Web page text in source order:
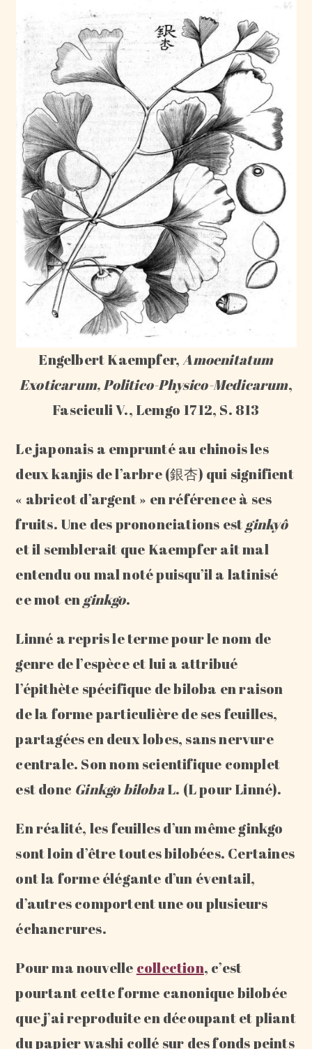
Engelbert Kaempfer,Amoenitatum
Exoticarum, Politico-Physico-Medicarum,
Fasciculi V., Lemgo 1712, S. 813
Le japonais a emprunté au chinois les
deux kanjis de l’arbre (銀杏) qui signifient
« abricot d’argent » en référence à ses
fruits. Une des prononciations estginkyô
et il semblerait que Kaempfer ait mal
entendu ou mal noté puisqu’il a latinisé
ce mot enginkgo.
Linné a repris le terme pour le nom de
genre de l’espèce et lui a attribué
l’épithète spécifique de biloba en raison
de la forme particulière de ses feuilles,
partagées en deux lobes, sans nervure
centrale. Son nom scientifique complet
est donc Ginkgo bilobaL. (L pour Linné).
En réalité, les feuilles d’un même ginkgo
sont loin d’être toutes bilobées. Certaines
ont la forme élégante d’un éventail,
d’autres comportent une ou plusieurs
échancrures.
Pour ma nouvelle collection, c’est
pourtant cette forme canonique bilobée
que j’ai reproduite en découpant et pliant
du papier washi collé sur des fonds peints